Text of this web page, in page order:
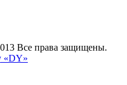
Все права защищены.
«DY»